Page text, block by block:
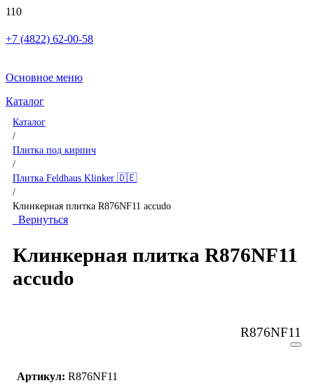
+7 (4822) 62-00-58
Основное меню
Каталог
Каталог
/
Плитка под кирпич
/
Плитка Feldhaus Klinker 🇩🇪
/
Клинкерная плитка R876NF11 accudo
Вернуться
Клинкерная плитка R876NF11
accudo
R876NF11
Артикул: R876NF11